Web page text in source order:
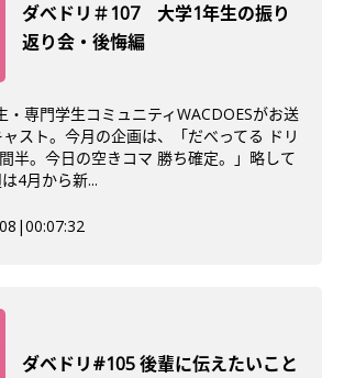
ダべドリ＃107 大学1年生の振り
返り会・後悔編
・専門学生コミュニティWACDOESがお送
スト。今月の企画は、「だべってる ドリ
半。今日の空きコマ 勝ち確定。」略して
4月から新...
|00:07:32
ダベドリ#105 後輩に伝えたいこと